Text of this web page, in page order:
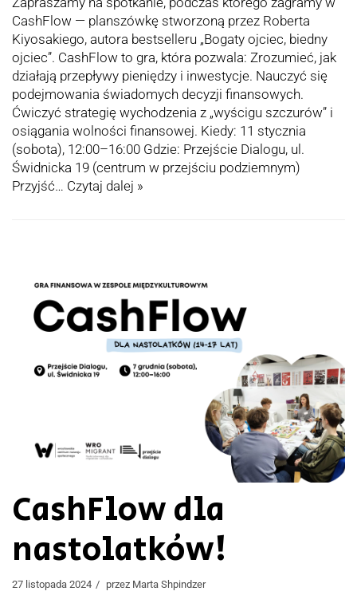
CashFlow — planszówkę stworzoną przez Roberta
Kiyosakiego, autora bestselleru „Bogaty ojciec, biedny
ojciec”. CashFlow to gra, która pozwala: Zrozumieć, jak
działają przepływy pieniędzy i inwestycje. Nauczyć się
podejmowania świadomych decyzji finansowych.
Ćwiczyć strategię wychodzenia z „wyścigu szczurów” i
osiągania wolności finansowej. Kiedy: 11 stycznia
(sobota), 12:00–16:00 Gdzie: Przejście Dialogu, ul.
Świdnicka 19 (centrum w przejściu podziemnym)
Przyjść… Czytaj dalej »
CashFlow dla
nastolatków!
27 listopada 2024 przez Marta Shpindzer